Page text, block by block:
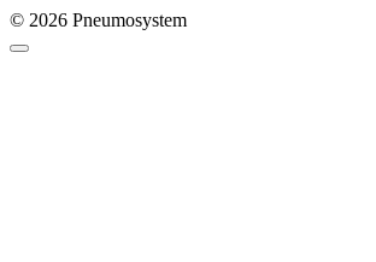
© 2026 Pneumosystem